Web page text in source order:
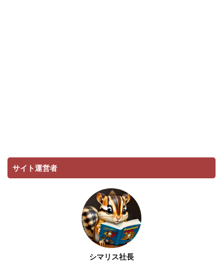
サイト運営者
シマリス社長